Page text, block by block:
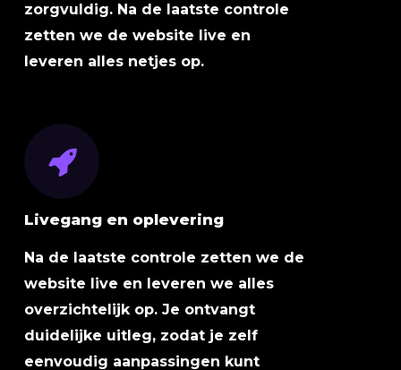
zorgvuldig. Na de laatste controle
zetten we de website live en
leveren alles netjes op.
Livegang en oplevering
Na de laatste controle zetten we de
website live en leveren we alles
overzichtelijk op. Je ontvangt
duidelijke uitleg, zodat je zelf
eenvoudig aanpassingen kunt